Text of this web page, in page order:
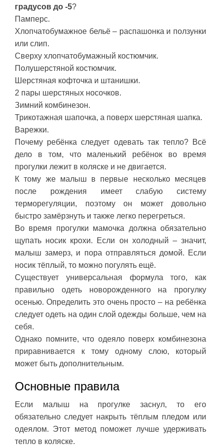
градусов до -5?
Памперс.
Хлопчатобумажное бельё – распашонка и ползунки
или слип.
Сверху хлопчатобумажный костюмчик.
Полушерстяной костюмчик.
Шерстяная кофточка и штанишки.
2 пары шерстяных носочков.
Зимний комбинезон.
Трикотажная шапочка, а поверх шерстяная шапка.
Варежки.
Почему ребёнка следует одевать так тепло? Всё
дело в том, что маленький ребёнок во время
прогулки лежит в коляске и не двигается.
К тому же малыш в первые несколько месяцев
после рождения имеет слабую систему
терморегуляции, поэтому он может довольно
быстро замёрзнуть и также легко перегреться.
Во время прогулки мамочка должна обязательно
щупать носик крохи. Если он холодный – значит,
малыш замерз, и пора отправляться домой. Если
носик тёплый, то можно погулять ещё.
Существует универсальная формула того, как
правильно одеть новорожденного на прогулку
осенью. Определить это очень просто – на ребёнка
следует одеть на один слой одежды больше, чем на
себя.
Однако помните, что одеяло поверх комбинезона
приравнивается к тому одному слою, который
может быть дополнительным.
Основные правила
Если малыш на прогулке заснул, то его
обязательно следует накрыть тёплым пледом или
одеялом. Этот метод поможет лучше удерживать
тепло в коляске.